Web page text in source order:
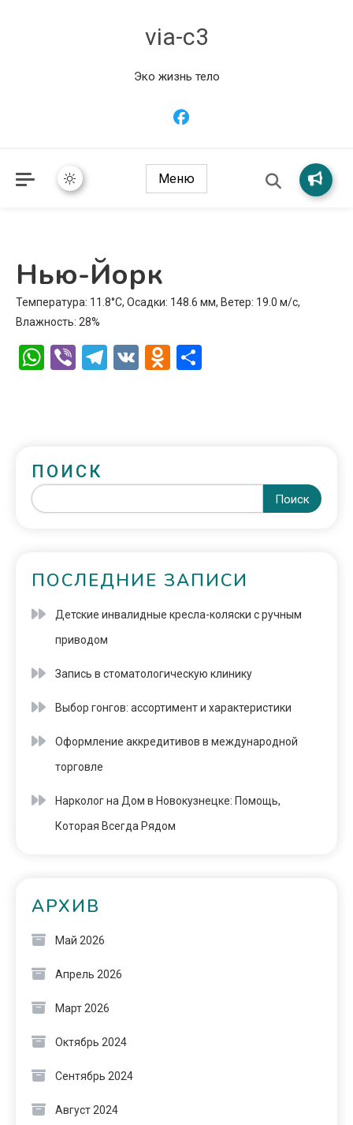
via-c3
Эко жизнь тело
Меню
Нью-Йорк
Температура: 11.8°C, Осадки: 148.6 мм, Ветер: 19.0 м/с,
Влажность: 28%
WhatsApp
ViberTelegram
VK Odnoklassniki
ПОИСК
Поиск
ПОСЛЕДНИЕ ЗАПИСИ
Детские инвалидные кресла-коляски с ручным
приводом
Запись в стоматологическую клинику
Выбор гонгов: ассортимент и характеристики
Оформление аккредитивов в международной
торговле
Нарколог на Дом в Новокузнецке: Помощь,
Которая Всегда Рядом
АРХИВ
Май 2026
Апрель 2026
Март 2026
Октябрь 2024
Сентябрь 2024
Август 2024